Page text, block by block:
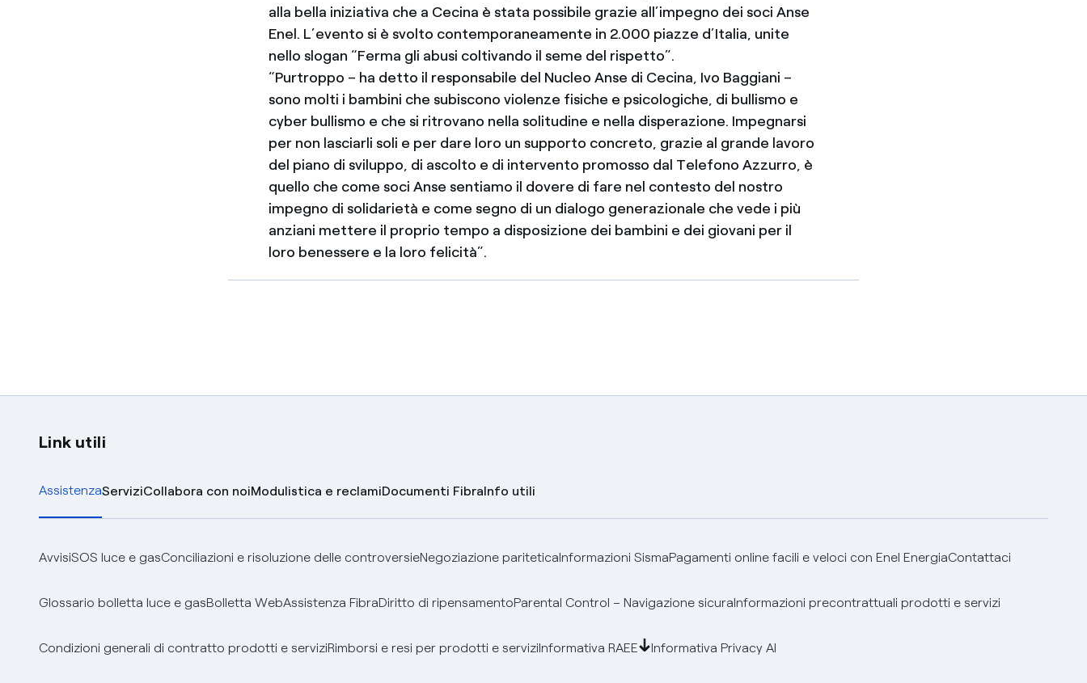
alla bella iniziativa che a Cecina è stata possibile grazie all’impegno dei soci Anse
Enel. L’evento si è svolto contemporaneamente in 2.000 piazze d’Italia, unite
nello slogan “Ferma gli abusi coltivando il seme del rispetto”.
“Purtroppo – ha detto il responsabile del Nucleo Anse di Cecina, Ivo Baggiani –
sono molti i bambini che subiscono violenze fisiche e psicologiche, di bullismo e
cyber bullismo e che si ritrovano nella solitudine e nella disperazione. Impegnarsi
per non lasciarli soli e per dare loro un supporto concreto, grazie al grande lavoro
del piano di sviluppo, di ascolto e di intervento promosso dal Telefono Azzurro, è
quello che come soci Anse sentiamo il dovere di fare nel contesto del nostro
impegno di solidarietà e come segno di un dialogo generazionale che vede i più
anziani mettere il proprio tempo a disposizione dei bambini e dei giovani per il
loro benessere e la loro felicità”.
Link utili
AssistenzaServiziCollabora con noiModulistica e reclamiDocumenti FibraInfo utili
AvvisiSOS luce e gasConciliazioni e risoluzione delle controversieNegoziazione pariteticaInformazioni SismaPagamenti online facili e veloci con Enel EnergiaContattaci
Glossario bolletta luce e gasBolletta WebAssistenza FibraDiritto di ripensamentoParental Control – Navigazione sicuraInformazioni precontrattuali prodotti e servizi
Condizioni generali di contratto prodotti e serviziRimborsi e resi per prodotti e serviziInformativa RAEE Informativa Privacy AI